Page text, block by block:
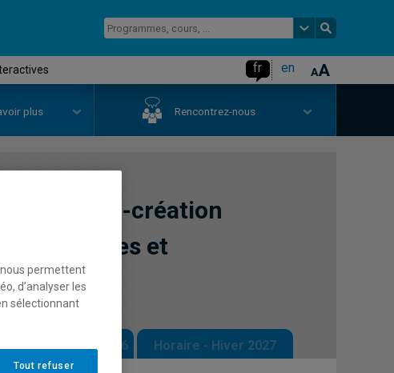
fr en
plus Rencontrez-nous
recherche-création
immersives et
- Automne 2026 Horaire - Hiver 2027
permettent
d’analyser les
sélectionnant
Tout refuser